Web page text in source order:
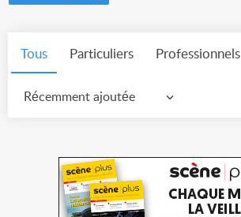
Tous Particuliers Professionnels
Récemment ajoutée